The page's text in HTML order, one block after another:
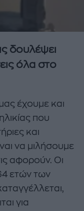
δουλέψει
όλα στο
έχουμε και
που
και
να μιλήσουμε
αφορούν. Οι
ετών των
για